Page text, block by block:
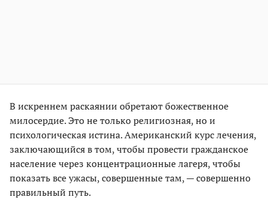
В искреннем раскаянии обретают божественное
милосердие. Это не только религиозная, но и
психологическая истина. Американский курс лечения,
заключающийся в том, чтобы провести гражданское
население через концентрационные лагеря, чтобы
показать все ужасы, совершенные там, — совершенно
правильный путь.